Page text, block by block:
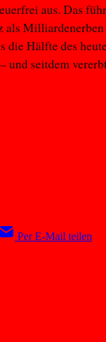
aus. Das
als Milliardenerben
die Hälfte des
und seitdem
Per E-Mail teilen